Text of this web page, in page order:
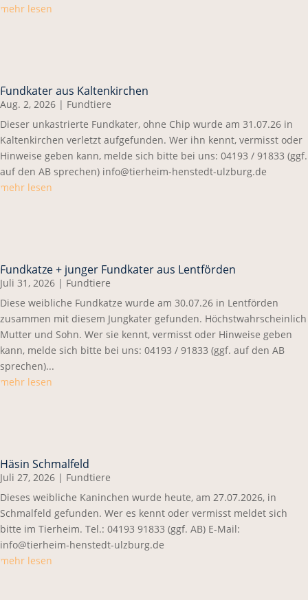
mehr lesen
Fundkater aus Kaltenkirchen
Aug. 2, 2026 | Fundtiere
Dieser unkastrierte Fundkater, ohne Chip wurde am 31.07.26 in
Kaltenkirchen verletzt aufgefunden. Wer ihn kennt, vermisst oder
Hinweise geben kann, melde sich bitte bei uns: 04193 / 91833 (ggf.
auf den AB sprechen) info@tierheim-henstedt-ulzburg.de
mehr lesen
Fundkatze + junger Fundkater aus Lentförden
Juli 31, 2026 | Fundtiere
Diese weibliche Fundkatze wurde am 30.07.26 in Lentförden
zusammen mit diesem Jungkater gefunden. Höchstwahrscheinlich
Mutter und Sohn. Wer sie kennt, vermisst oder Hinweise geben
kann, melde sich bitte bei uns: 04193 / 91833 (ggf. auf den AB
sprechen)...
mehr lesen
Häsin Schmalfeld
Juli 27, 2026 | Fundtiere
Dieses weibliche Kaninchen wurde heute, am 27.07.2026, in
Schmalfeld gefunden. Wer es kennt oder vermisst meldet sich
bitte im Tierheim. Tel.: 04193 91833 (ggf. AB) E-Mail:
info@tierheim-henstedt-ulzburg.de
mehr lesen